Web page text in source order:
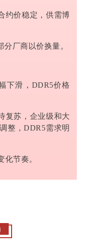
约价稳定，供需博
厂商以价换量。
下滑，DDR5价格
复苏，企业级和大
整，DDR5需求明
节奏。